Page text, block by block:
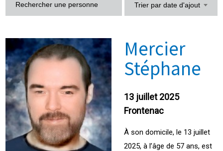
Trier par date d'ajout
Mercier
Stéphane
13 juillet 2025
Frontenac
À son domicile, le 13 juillet
2025, à l’âge de 57 ans, est